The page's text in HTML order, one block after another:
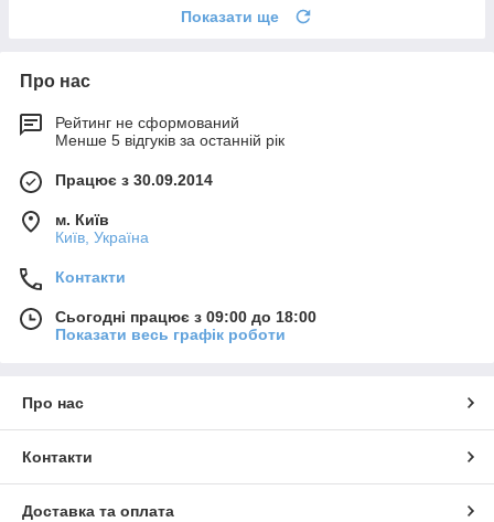
Показати ще
Про нас
Рейтинг не сформований
Менше 5 відгуків за останній рік
Працює з 30.09.2014
м. Київ
Київ, Україна
Контакти
Сьогодні працює з 09:00 до 18:00
Показати весь графік роботи
Про нас
Контакти
Доставка та оплата